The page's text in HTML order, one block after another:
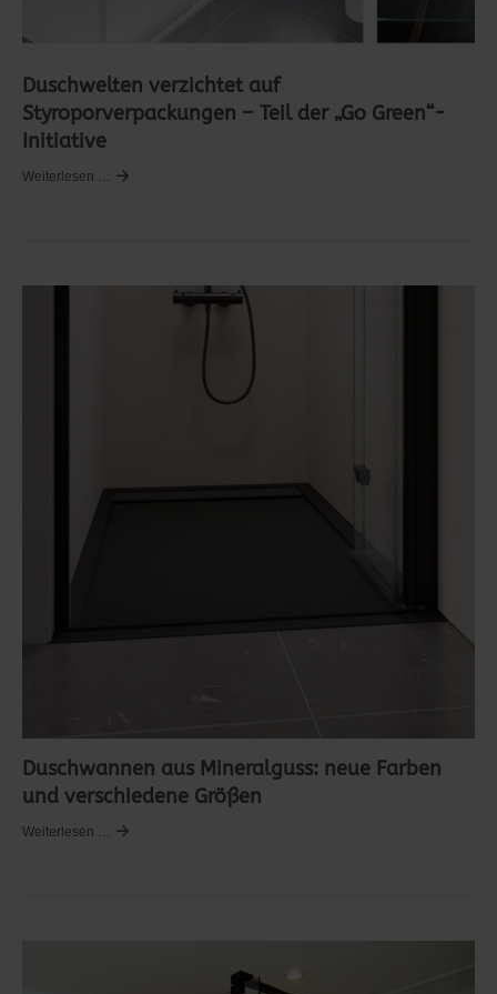
Duschwelten verzichtet auf
Styroporverpackungen – Teil der „Go Green“-
Initiative
Weiterlesen …
Duschwannen aus Mineralguss: neue Farben
und verschiedene Größen
Weiterlesen …